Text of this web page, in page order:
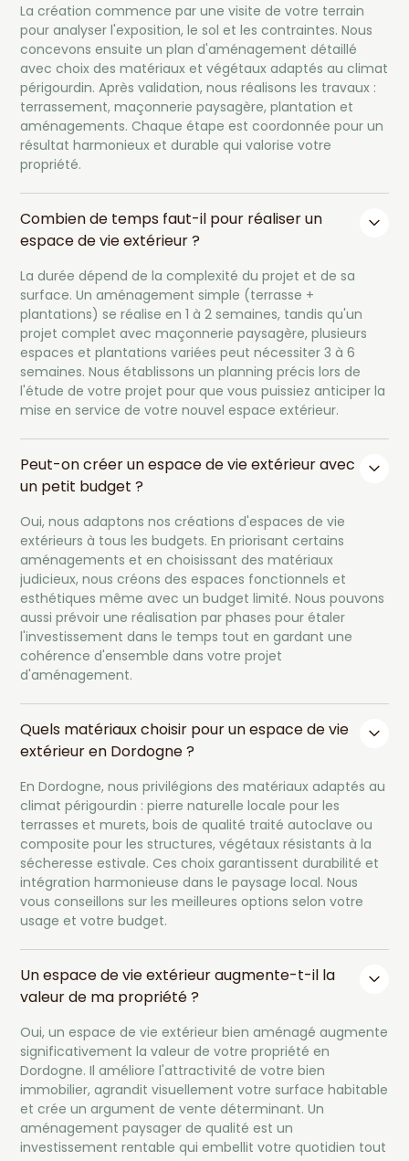
La création commence par une visite de votre terrain
pour analyser l'exposition, le sol et les contraintes. Nous
concevons ensuite un plan d'aménagement détaillé
avec choix des matériaux et végétaux adaptés au climat
périgourdin. Après validation, nous réalisons les travaux :
terrassement, maçonnerie paysagère, plantation et
aménagements. Chaque étape est coordonnée pour un
résultat harmonieux et durable qui valorise votre
propriété.
Combien de temps faut-il pour réaliser un
espace de vie extérieur ?
La durée dépend de la complexité du projet et de sa
surface. Un aménagement simple (terrasse +
plantations) se réalise en 1 à 2 semaines, tandis qu'un
projet complet avec maçonnerie paysagère, plusieurs
espaces et plantations variées peut nécessiter 3 à 6
semaines. Nous établissons un planning précis lors de
l'étude de votre projet pour que vous puissiez anticiper la
mise en service de votre nouvel espace extérieur.
Peut-on créer un espace de vie extérieur avec
un petit budget ?
Oui, nous adaptons nos créations d'espaces de vie
extérieurs à tous les budgets. En priorisant certains
aménagements et en choisissant des matériaux
judicieux, nous créons des espaces fonctionnels et
esthétiques même avec un budget limité. Nous pouvons
aussi prévoir une réalisation par phases pour étaler
l'investissement dans le temps tout en gardant une
cohérence d'ensemble dans votre projet
d'aménagement.
Quels matériaux choisir pour un espace de vie
extérieur en Dordogne ?
En Dordogne, nous privilégions des matériaux adaptés au
climat périgourdin : pierre naturelle locale pour les
terrasses et murets, bois de qualité traité autoclave ou
composite pour les structures, végétaux résistants à la
sécheresse estivale. Ces choix garantissent durabilité et
intégration harmonieuse dans le paysage local. Nous
vous conseillons sur les meilleures options selon votre
usage et votre budget.
Un espace de vie extérieur augmente-t-il la
valeur de ma propriété ?
Oui, un espace de vie extérieur bien aménagé augmente
significativement la valeur de votre propriété en
Dordogne. Il améliore l'attractivité de votre bien
immobilier, agrandit visuellement votre surface habitable
et crée un argument de vente déterminant. Un
aménagement paysager de qualité est un
investissement rentable qui embellit votre quotidien tout